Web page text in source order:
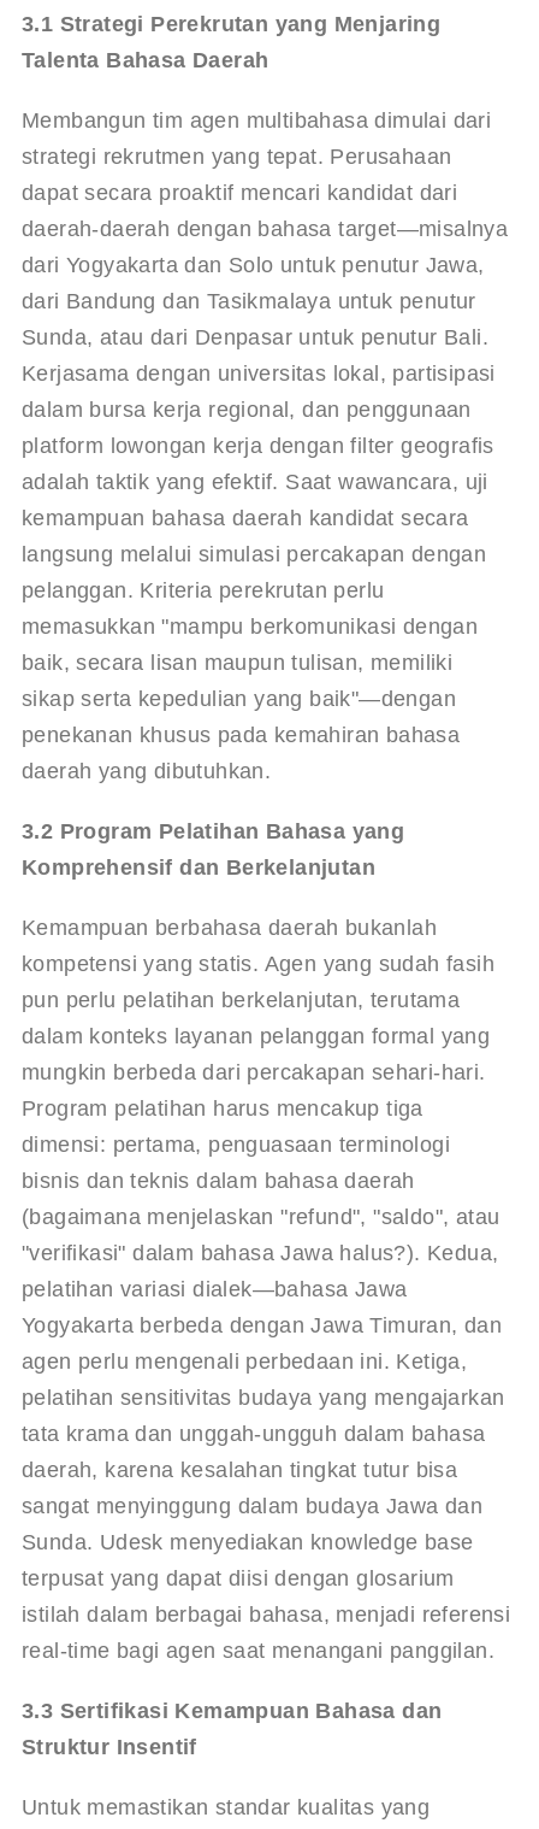
3.1 Strategi Perekrutan yang Menjaring
Talenta Bahasa Daerah
Membangun tim agen multibahasa dimulai dari
strategi rekrutmen yang tepat. Perusahaan
dapat secara proaktif mencari kandidat dari
daerah-daerah dengan bahasa target—misalnya
dari Yogyakarta dan Solo untuk penutur Jawa,
dari Bandung dan Tasikmalaya untuk penutur
Sunda, atau dari Denpasar untuk penutur Bali.
Kerjasama dengan universitas lokal, partisipasi
dalam bursa kerja regional, dan penggunaan
platform lowongan kerja dengan filter geografis
adalah taktik yang efektif. Saat wawancara, uji
kemampuan bahasa daerah kandidat secara
langsung melalui simulasi percakapan dengan
pelanggan. Kriteria perekrutan perlu
memasukkan "mampu berkomunikasi dengan
baik, secara lisan maupun tulisan, memiliki
sikap serta kepedulian yang baik"—dengan
penekanan khusus pada kemahiran bahasa
daerah yang dibutuhkan.
3.2 Program Pelatihan Bahasa yang
Komprehensif dan Berkelanjutan
Kemampuan berbahasa daerah bukanlah
kompetensi yang statis. Agen yang sudah fasih
pun perlu pelatihan berkelanjutan, terutama
dalam konteks layanan pelanggan formal yang
mungkin berbeda dari percakapan sehari-hari.
Program pelatihan harus mencakup tiga
dimensi: pertama, penguasaan terminologi
bisnis dan teknis dalam bahasa daerah
(bagaimana menjelaskan "refund", "saldo", atau
"verifikasi" dalam bahasa Jawa halus?). Kedua,
pelatihan variasi dialek—bahasa Jawa
Yogyakarta berbeda dengan Jawa Timuran, dan
agen perlu mengenali perbedaan ini. Ketiga,
pelatihan sensitivitas budaya yang mengajarkan
tata krama dan unggah-ungguh dalam bahasa
daerah, karena kesalahan tingkat tutur bisa
sangat menyinggung dalam budaya Jawa dan
Sunda. Udesk menyediakan knowledge base
terpusat yang dapat diisi dengan glosarium
istilah dalam berbagai bahasa, menjadi referensi
real-time bagi agen saat menangani panggilan.
3.3 Sertifikasi Kemampuan Bahasa dan
Struktur Insentif
Untuk memastikan standar kualitas yang